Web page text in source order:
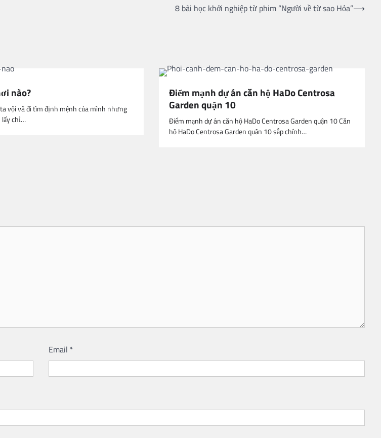
8 bài học khởi nghiệp từ phim “Người về từ sao Hỏa”⟶
nào?
vội vã đi tìm định mệnh của mình nhưng
lấy chỉ…
Điểm mạnh dự án căn hộ HaDo Centrosa
Garden quận 10
Điểm mạnh dự án căn hộ HaDo Centrosa Garden quận 10 Căn
hộ HaDo Centrosa Garden quận 10 sắp chính…
Email *